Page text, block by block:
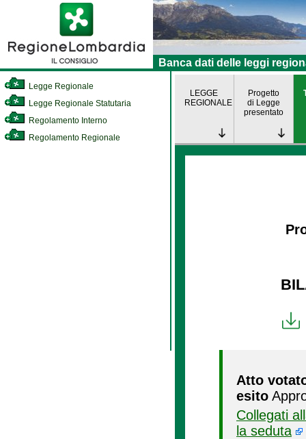
Banca dati delle leggi
Legge Regionale
Legge Regionale Statutaria
Regolamento Interno
Regolamento Regionale
LEGGE
REGIONALE
Progetto
di Legge
presentato
Atto
esito
Collegati
la seduta